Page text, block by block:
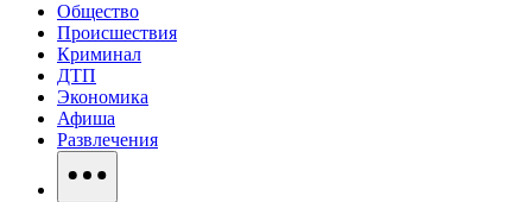
Общество
Происшествия
Криминал
ДТП
Экономика
Афиша
Развлечения